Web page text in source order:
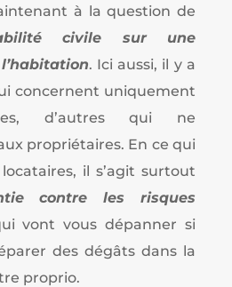
à la question de
civile sur une
. Ici aussi, il y a
concernent uniquement
d’autres qui ne
propriétaires. En ce qui
il s’agit surtout
contre les risques
vont vous dépanner si
des dégâts dans la
proprio.